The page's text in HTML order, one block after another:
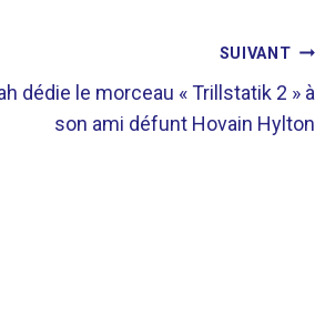
SUIVANT
dédie le morceau « Trillstatik 2 » à
son ami défunt Hovain Hylton